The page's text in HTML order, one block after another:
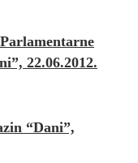
22.06.2012.
“Dani”,